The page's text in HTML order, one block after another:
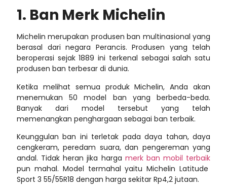
1. Ban Merk Michelin
Michelin merupakan produsen ban multinasional yang
berasal dari negara Perancis. Produsen yang telah
beroperasi sejak 1889 ini terkenal sebagai salah satu
produsen ban terbesar di dunia.
Ketika melihat semua produk Michelin, Anda akan
menemukan 50 model ban yang berbeda-beda.
Banyak dari model tersebut yang telah
memenangkan penghargaan sebagai ban terbaik.
Keunggulan ban ini terletak pada daya tahan, daya
cengkeram, peredam suara, dan pengereman yang
andal. Tidak heran jika harga merk ban mobil terbaik
pun mahal. Model termahal yaitu Michelin Latitude
Sport 3 55/55R18 dengan harga sekitar Rp4,2 jutaan.